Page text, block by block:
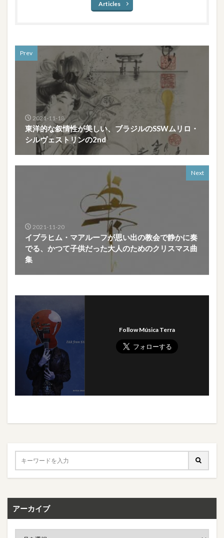
Articles
Prev
2021-11-18
東洋的な叙情性が美しい、ブラジルのSSWムリロ・
シルヴェストリンの2nd
Next
2021-11-20
イブラヒム・マアルーフが思い出の教会で静かに奏
でる、かつて子供だった大人のためのクリスマス曲
集
Follow Música Terra
アーカイブ